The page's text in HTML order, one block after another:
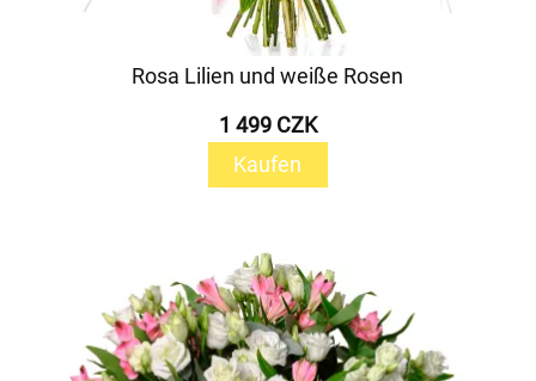
Rosa Lilien und weiße Rosen
1 499 CZK
Kaufen